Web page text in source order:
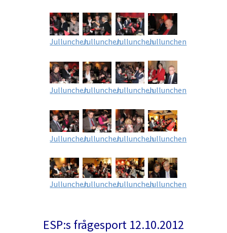
JullunchenJullunchenJullunchenJullunchen
JullunchenJullunchenJullunchenJullunchen
JullunchenJullunchenJullunchenJullunchen
JullunchenJullunchenJullunchenJullunchen
ESP:s frågesport 12.10.2012